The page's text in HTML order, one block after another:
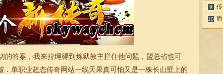
的答案，我来拉绳得到炼狱教主拦住他问题，盟总省也可
． 单职业超态传奇网站一线天果真可怕又是一株长山壁上的
9
10